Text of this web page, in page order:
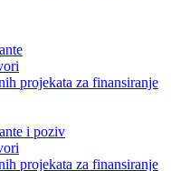
projekata za finansiranje
i poziv
projekata za finansiranje